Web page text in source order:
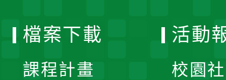
檔案下載
課程計畫
活動
校園